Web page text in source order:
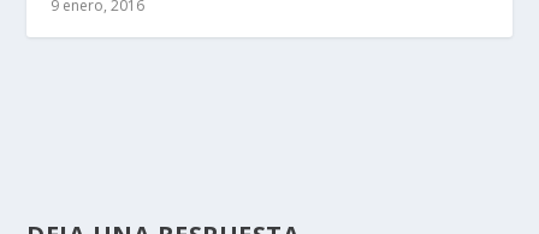
9 enero, 2016